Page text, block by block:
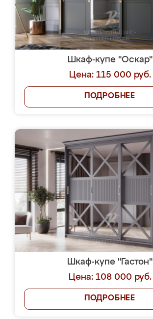
Шкаф-купе "Оскар"
Цена: 115 000 руб.
ПОДРОБНЕЕ
Шкаф-купе "Гастон"
Цена: 108 000 руб.
ПОДРОБНЕЕ